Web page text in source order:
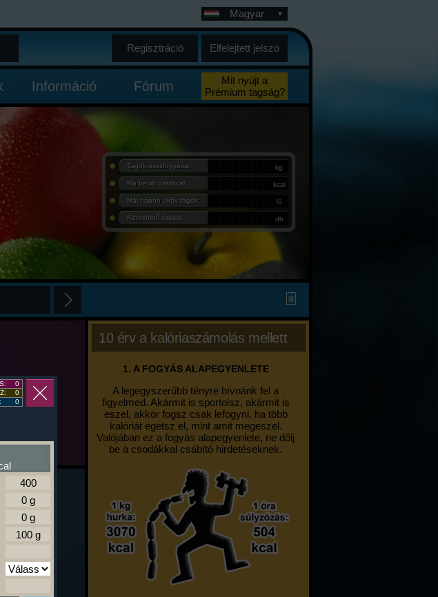
Magyar
Regisztráció Elfelejtett jelszó
Információ Fórum
Mit nyújt a
Prémium tagság?
Tagok összfogyása: kg
Ma bevitt összkcal: kcal
Mai napon aktív tagok: fő
Kereshető ételek: db
10 érv a kalóriaszámolás mellett
1. A FOGYÁS ALAPEGYENLETE
A legegyszerűbb tényre hívnánk fel a
figyelmed. Akármit is sportolsz, akármit is
eszel, akkor fogsz csak lefogyni, ha több
kalóriát égetsz el, mint amit megeszel.
Valójában ez a fogyás alapegyenlete, ne dőlj
be a csodákkal csábító hirdetéseknek.
0
0
0